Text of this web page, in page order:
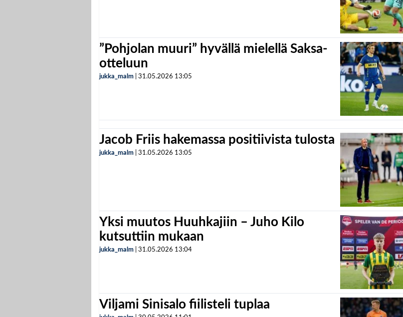
”Pohjolan muuri” hyvällä mielellä Saksa-
otteluun
jukka_malm 31.05.2026 13:05
Jacob Friis hakemassa positiivista tulosta
jukka_malm 31.05.2026 13:05
Yksi muutos Huuhkajiin – Juho Kilo
kutsuttiin mukaan
jukka_malm 31.05.2026 13:04
Viljami Sinisalo fiilisteli tuplaa